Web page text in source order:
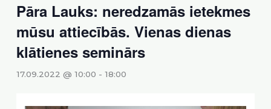
Pāra Lauks: neredzamās ietekmes
mūsu attiecībās. Vienas dienas
klātienes seminārs
17.09.2022 @ 10:00 -18:00